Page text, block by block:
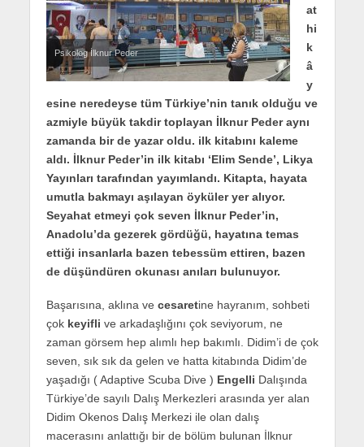
Psikolog İlknur Peder
at
hi
k
â
y
esine neredeyse tüm Türkiye’nin tanık olduğu ve
azmiyle büyük takdir toplayan İlknur Peder aynı
zamanda bir de yazar oldu. ilk kitabını kaleme
aldı. İlknur Peder’in ilk kitabı ‘Elim Sende’, Likya
Yayınları tarafından yayımlandı. Kitapta, hayata
umutla bakmayı aşılayan öyküler yer alıyor.
Seyahat etmeyi çok seven İlknur Peder’in,
Anadolu’da gezerek gördüğü, hayatına temas
ettiği insanlarla bazen tebessüm ettiren, bazen
de düşündüren okunası anıları bulunuyor.
Başarısına, aklına ve cesaretine hayranım, sohbeti
çokkeyifli ve arkadaşlığını çok seviyorum, ne
zaman görsem hep alımlı hep bakımlı. Didim’i de çok
seven, sık sık da gelen ve hatta kitabında Didim’de
yaşadığı ( Adaptive Scuba Dive ) Engelli Dalışında
Türkiye’de sayılı Dalış Merkezleri arasında yer alan
Didim Okenos Dalış Merkezi ile olan dalış
macerasını anlattığı bir de bölüm bulunan İlknur